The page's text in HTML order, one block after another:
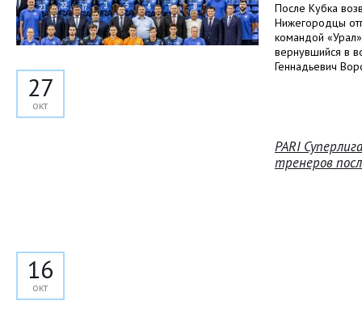
27
окт
После Кубка
Нижегородцы
командой
вернувшийся в
Геннадьевич
16
окт
PARI
тренеров